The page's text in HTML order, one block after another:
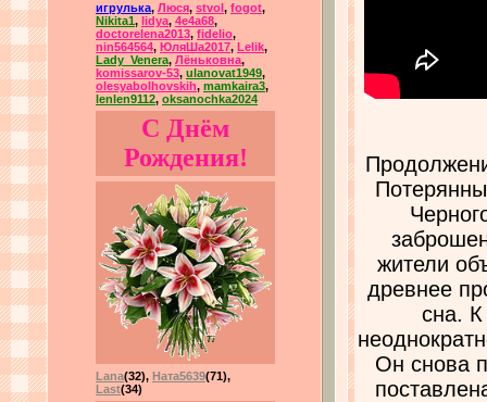
игрулька, Люся, stvol , fogot,
Nikita1, lidya, 4e4a68,
doctorelena2013, fidelio,
nin564564, ЮляШа2017, Lelik,
Lady_Venera, Лёньковна,
komissarov-53, ulanovat1949,
olesyabolhovskih, mamkaira3,
lenlen9112, oksanochka2024
С Днём
Рождения!
Lana(32), Ната5639(71),
Last(34)
жители
древнее
сна.
Он снова